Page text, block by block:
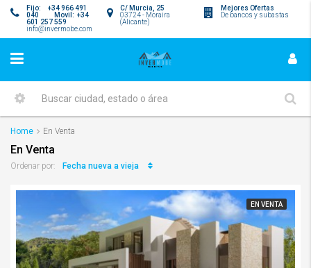
Mejores Ofertas
De bancos y subastas
C/ Murcia, 25
03724 - Moraira
(Alicante)
Fijo: +34 966 491
040 Movil: +34
601 257 559
info@invermobe.com
Home En Venta
En Venta
Ordenar por: Fecha nueva a vieja
EN VENTA